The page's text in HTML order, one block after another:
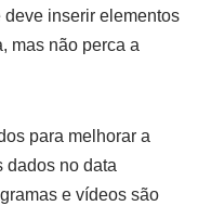
deve inserir elementos
mas não perca a
para melhorar a
dados no data
e vídeos são